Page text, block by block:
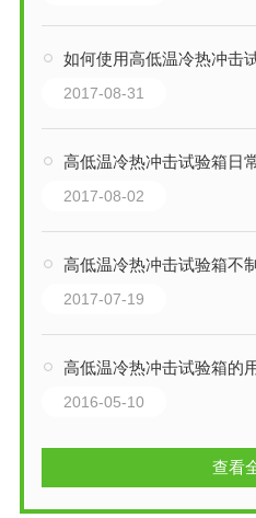
如何使用高低温冷热冲击
2017-08-31
高低温冷热冲击试验箱日
2017-08-02
高低温冷热冲击试验箱不
2017-07-19
高低温冷热冲击试验箱的
2016-05-10
查看